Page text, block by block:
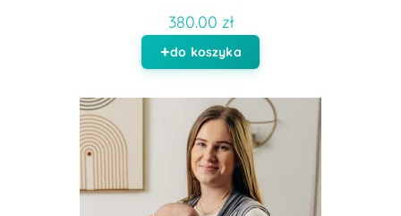
380.00 zł
do koszyka